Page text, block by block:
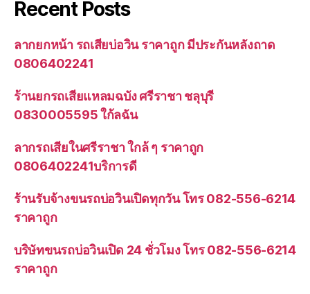
Recent Posts
ลากยกหน้า รถเสียบ่อวิน ราคาถูก มีประกันหลังถาด
0806402241
ร้านยกรถเสียแหลมฉบัง ศรีราชา ชลุบุรี
0830005595 ใก้ลฉัน
ลากรถเสียในศรีราชา ใกล้ ๆ ราคาถูก
0806402241บริการดี
ร้านรับจ้างขนรถบ่อวินเปิดทุกวัน โทร 082-556-6214
ราคาถูก
บริษัทขนรถบ่อวินเปิด 24 ชั่วโมง โทร 082-556-6214
ราคาถูก